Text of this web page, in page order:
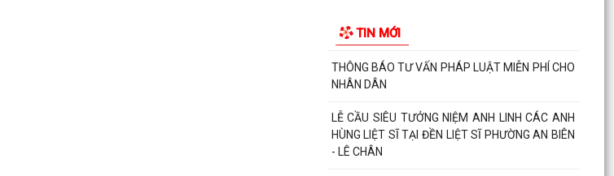
TIN MỚI
CHÂN: KHẮC GHI...
CÁN BỘ NỮ VÀ CÁN BỘ HỘI LHPN PHƯỜNG AN
BIÊN DÂNG HƯƠNG TƯỞNG NIỆM CÁC ANH
PHƯỜNG AN BIÊN HỌP NGHE BÁO CÁO VỀ
CÔNG TÁC TÁI ĐỊNH CƯ VÀ TIẾN ĐỘ GIẢI PHÓNG